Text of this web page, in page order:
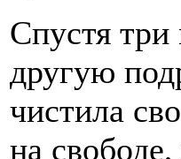
Спустя три
другую
чистила
на